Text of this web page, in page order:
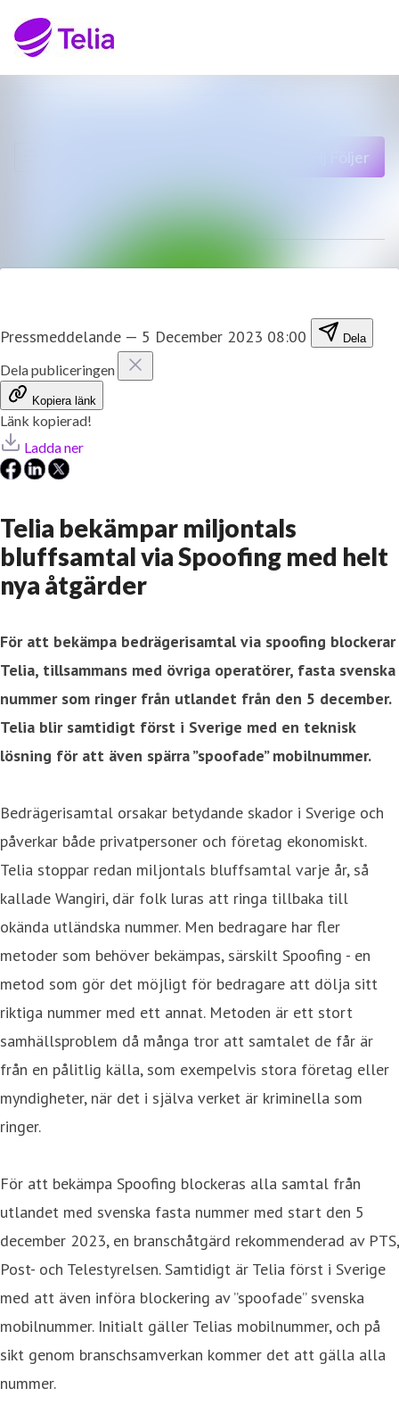
Kontakt
Följer
Pressmeddelande — 5 December 2023 08:00 Dela
Dela publiceringen
Kopiera länk
Länk kopierad!
Ladda ner
Telia bekämpar miljontals
bluffsamtal via Spoofing med helt
nya åtgärder
För att bekämpa bedrägerisamtal via spoofing blockerar
Telia, tillsammans med övriga operatörer, fasta svenska
nummer som ringer från utlandet från den 5 december.
Telia blir samtidigt först i Sverige med en teknisk
lösning för att även spärra ”spoofade” mobilnummer.
Bedrägerisamtal orsakar betydande skador i Sverige och
påverkar både privatpersoner och företag ekonomiskt.
Telia stoppar redan miljontals bluffsamtal varje år, så
kallade Wangiri, där folk luras att ringa tillbaka till
okända utländska nummer. Men bedragare har fler
metoder som behöver bekämpas, särskilt Spoofing - en
metod som gör det möjligt för bedragare att dölja sitt
riktiga nummer med ett annat. Metoden är ett stort
samhällsproblem då många tror att samtalet de får är
från en pålitlig källa, som exempelvis stora företag eller
myndigheter, när det i själva verket är kriminella som
ringer.
För att bekämpa Spoofing blockeras alla samtal från
utlandet med svenska fasta nummer med start den 5
december 2023, en branschåtgärd rekommenderad av PTS,
Post- och Telestyrelsen. Samtidigt är Telia först i Sverige
med att även införa blockering av ”spoofade” svenska
mobilnummer. Initialt gäller Telias mobilnummer, och på
sikt genom branschsamverkan kommer det att gälla alla
nummer.